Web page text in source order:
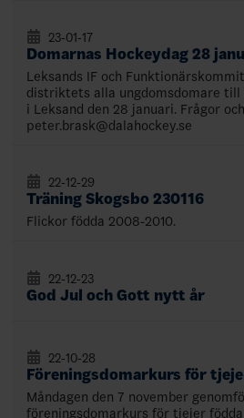
Domarnas Hockeydag 28
23-01-17
Leksands IF och
distriktets alla ungdomsdomare till
i Leksand den 28 januari. Frågor
peter.brask@dalahockey.se
Träning Skogsbo 230116
22-12-29
Flickor födda 2008-2010.
God Jul och Gott nytt år
22-12-23
Föreningsdomarkurs för
22-10-28
Måndagen den 7 november
föreningsdomarkurs för tjejer födda